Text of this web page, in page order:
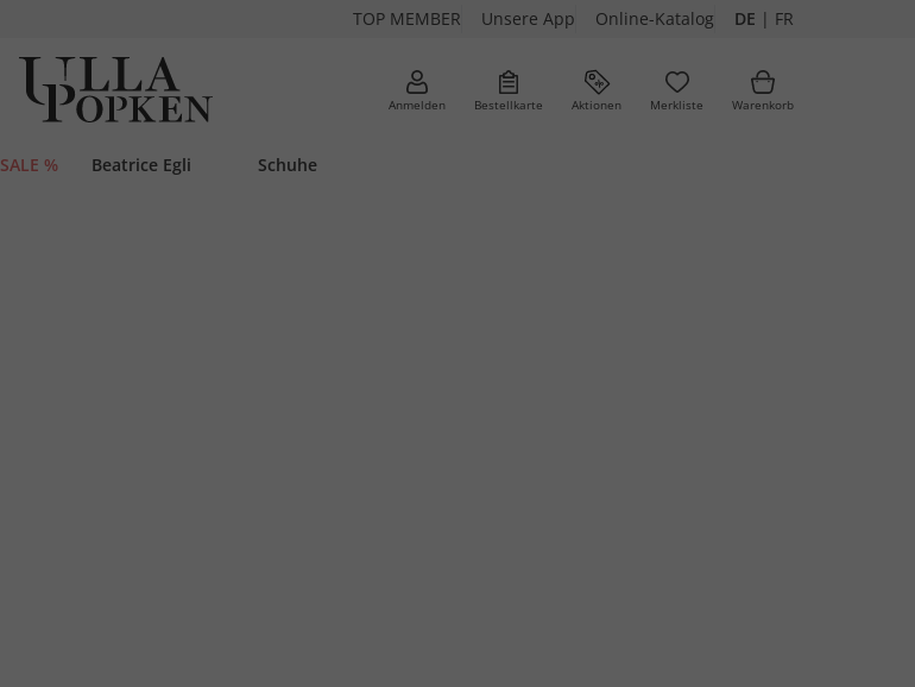
TOP MEMBER Unsere App Online-Katalog DE | FR
Anmelden Bestellkarte Aktionen Merkliste Warenkorb
SALE % Beatrice Egli Schuhe